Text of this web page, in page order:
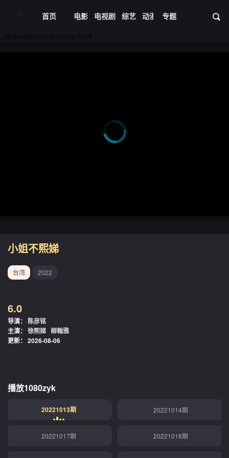
首页 电影 电视剧 综艺 动漫 短剧大全 资
专题
小姐不熙娣
台湾 2022
6.0
导演：
陈彦铭
主演： 徐熙娣 柳翰雅
更新： 2026-08-06
播放1080zyk
20221013期 20221014期
20221017期 20221018期